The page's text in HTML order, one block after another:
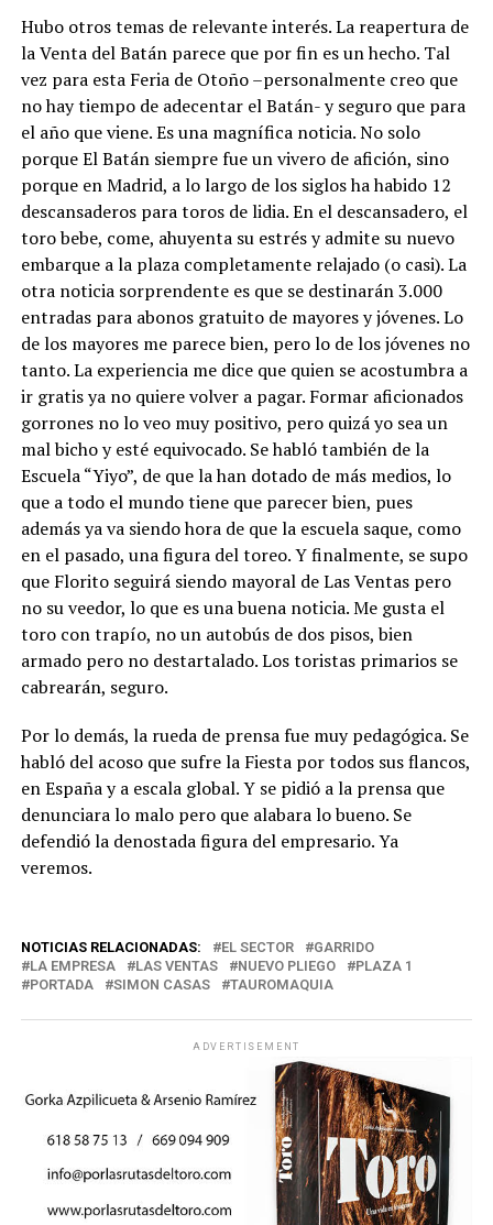
Hubo otros temas de relevante interés. La reapertura de
la Venta del Batán parece que por fin es un hecho. Tal
vez para esta Feria de Otoño –personalmente creo que
no hay tiempo de adecentar el Batán- y seguro que para
el año que viene. Es una magnífica noticia. No solo
porque El Batán siempre fue un vivero de afición, sino
porque en Madrid, a lo largo de los siglos ha habido 12
descansaderos para toros de lidia. En el descansadero, el
toro bebe, come, ahuyenta su estrés y admite su nuevo
embarque a la plaza completamente relajado (o casi). La
otra noticia sorprendente es que se destinarán 3.000
entradas para abonos gratuito de mayores y jóvenes. Lo
de los mayores me parece bien, pero lo de los jóvenes no
tanto. La experiencia me dice que quien se acostumbra a
ir gratis ya no quiere volver a pagar. Formar aficionados
gorrones no lo veo muy positivo, pero quizá yo sea un
mal bicho y esté equivocado. Se habló también de la
Escuela “Yiyo”, de que la han dotado de más medios, lo
que a todo el mundo tiene que parecer bien, pues
además ya va siendo hora de que la escuela saque, como
en el pasado, una figura del toreo. Y finalmente, se supo
que Florito seguirá siendo mayoral de Las Ventas pero
no su veedor, lo que es una buena noticia. Me gusta el
toro con trapío, no un autobús de dos pisos, bien
armado pero no destartalado. Los toristas primarios se
cabrearán, seguro.
Por lo demás, la rueda de prensa fue muy pedagógica. Se
habló del acoso que sufre la Fiesta por todos sus flancos,
en España y a escala global. Y se pidió a la prensa que
denunciara lo malo pero que alabara lo bueno. Se
defendió la denostada figura del empresario. Ya
veremos.
NOTICIAS RELACIONADAS: EL SECTOR
GARRIDO
LA EMPRESA
LAS VENTAS NUEVO PLIEGO
PLAZA 1
PORTADA
SIMON CASAS TAUROMAQUIA
ADVERTISEMENT